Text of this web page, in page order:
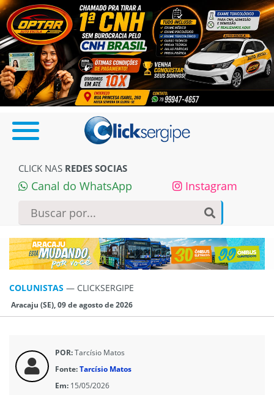
CLICK NAS REDES SOCIAS
Canal do WhatsApp Instagram
COLUNISTAS — CLICKSERGIPE
Aracaju (SE), 09 de agosto de 2026
POR:Tarcísio Matos
Fonte:Tarcísio Matos
Em: 15/05/2026